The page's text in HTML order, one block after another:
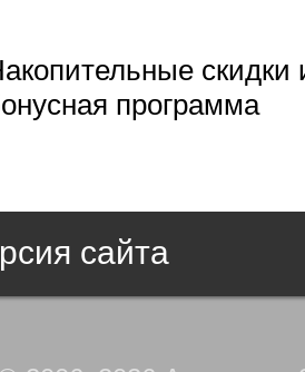
скидки
программа
сайта